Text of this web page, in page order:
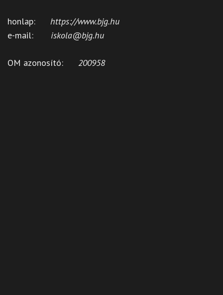
honlap: https://www.bjg.hu
e-mail: iskola@bjg.hu
OM azonosító: 200958